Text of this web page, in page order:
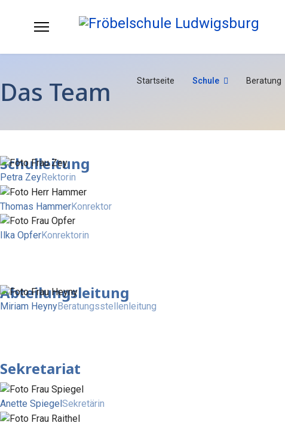
Startseite Schule Beratung
Das Team
Schulleitung
Petra ZeyRektorin
Thomas HammerKonrektor
Ilka OpferKonrektorin
Abteilungsleitung
Miriam HeynyBeratungsstellenleitung
Sekretariat
Anette SpiegelSekretärin